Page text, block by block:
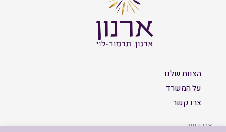
הצוות שלנו
על המשרד
צרו קשר
צרו קשר